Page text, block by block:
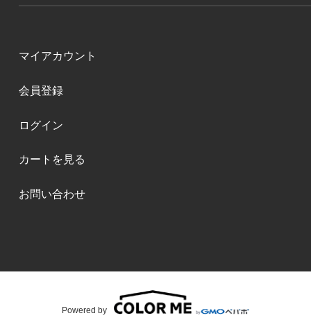
マイアカウント
会員登録
ログイン
カートを見る
お問い合わせ
Powered by